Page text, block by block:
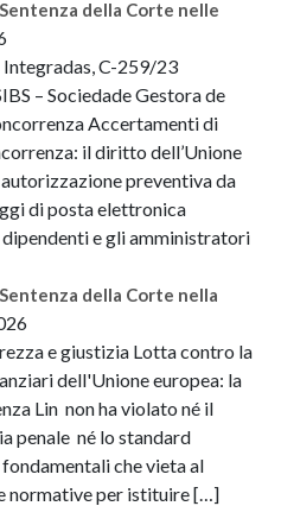
della Corte nelle
C-259/23
– Sociedade Gestora de
Accertamenti di
il diritto dell’Unione
preventiva da
di posta elettronica
e gli amministratori
della Corte nella
e giustizia Lotta contro la
dell'Unione europea: la
Lin non ha violato né il
penale né lo standard
che vieta al
normative per istituire […]